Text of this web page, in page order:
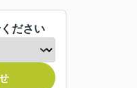
ださい